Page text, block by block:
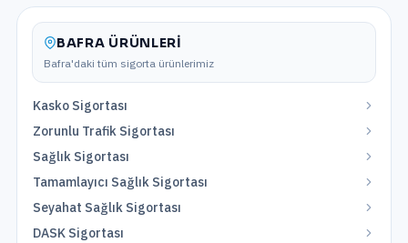
BAFRA ÜRÜNLERI
Bafra'daki tüm sigorta ürünlerimiz
Kasko Sigortası
Zorunlu Trafik Sigortası
Sağlık Sigortası
Tamamlayıcı Sağlık Sigortası
Seyahat Sağlık Sigortası
DASK Sigortası